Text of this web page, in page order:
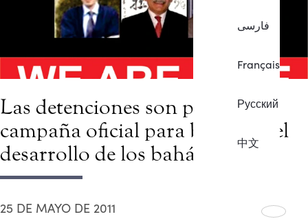
فارسی
Français
Русский
中文
Las detenciones son parte de la
campaña oficial para bloquear el
desarrollo de los bahá'ís iraníes
25 DE MAYO DE 2011